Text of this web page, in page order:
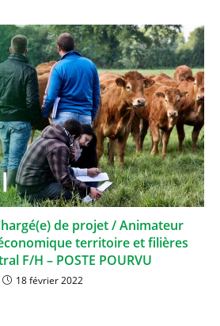
de projet / Animateur
territoire et filières
F/H – POSTE POURVU
18 février 2022